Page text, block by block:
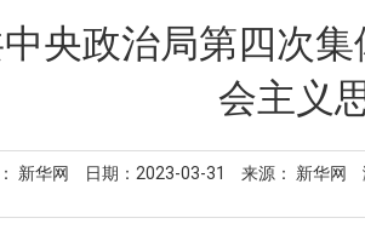
央政治局第四次
会主义
新华网 日期：2023-03-31 来源： 新华网